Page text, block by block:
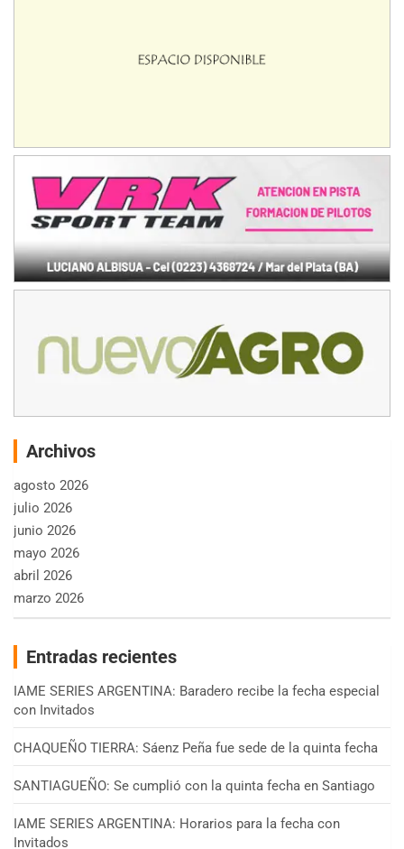
Archivos
agosto 2026
julio 2026
junio 2026
mayo 2026
abril 2026
marzo 2026
Entradas recientes
IAME SERIES ARGENTINA: Baradero recibe la fecha especial
con Invitados
CHAQUEÑO TIERRA: Sáenz Peña fue sede de la quinta fecha
SANTIAGUEÑO: Se cumplió con la quinta fecha en Santiago
IAME SERIES ARGENTINA: Horarios para la fecha con
Invitados